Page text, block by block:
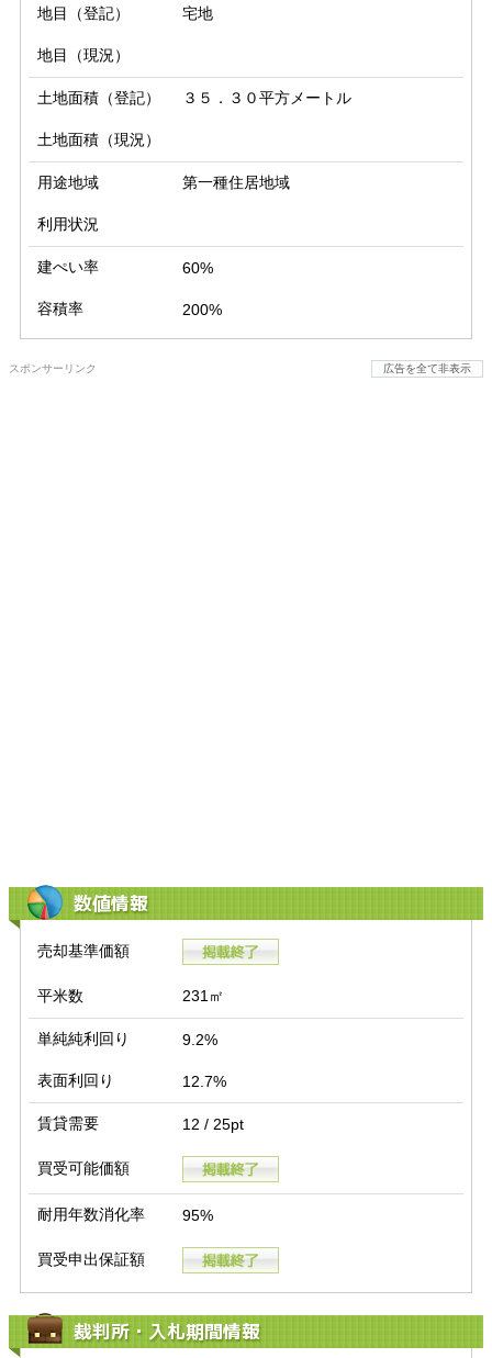
地目（登記） 宅地
地目（現況）
土地面積（登記） ３５．３０平方メートル
土地面積（現況）
用途地域 第一種住居地域
利用状況
建ぺい率 60%
容積率 200%
スポンサーリンク 広告を全て非表示
数値情報
売却基準価額
平米数 231㎡
単純純利回り 9.2%
表面利回り 12.7%
賃貸需要 12 / 25pt
買受可能価額
耐用年数消化率 95%
買受申出保証額
裁判所・入札期間情報